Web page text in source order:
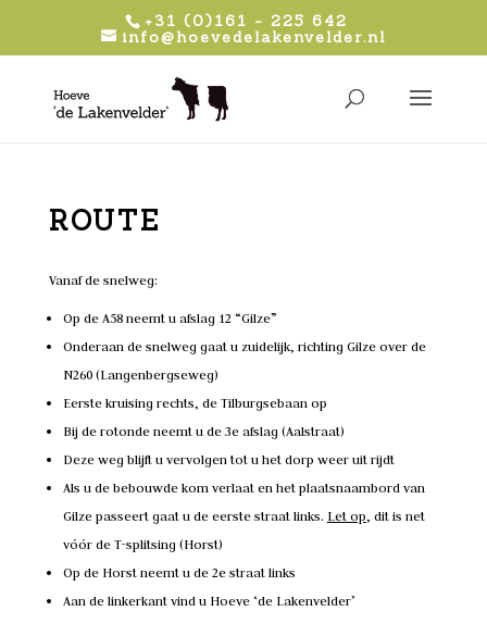
+31 (0)161 - 225 642
info@hoevedelakenvelder.nl
ROUTE
Vanaf de snelweg:
Op de A58 neemt u afslag 12 “Gilze”
Onderaan de snelweg gaat u zuidelijk, richting Gilze over de
N260 (Langenbergseweg)
Eerste kruising rechts, de Tilburgsebaan op
Bij de rotonde neemt u de 3e afslag (Aalstraat)
Deze weg blijft u vervolgen tot u het dorp weer uit rijdt
Als u de bebouwde kom verlaat en het plaatsnaambord van
Gilze passeert gaat u de eerste straat links. Let op, dit is net
vóór de T-splitsing (Horst)
Op de Horst neemt u de 2e straat links
Aan de linkerkant vind u Hoeve ‘de Lakenvelder’